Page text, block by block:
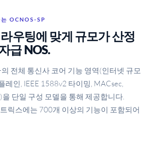
OCNOS-SP
우팅에 맞게 규모가 산정
급 NOS.
전체 통신사 코어 기능 영역(인터넷 규모
레인, IEEE 1588v2 타이밍, MACsec,
단일 구성 모델을 통해 제공합니다.
릭스에는 700개 이상의 기능이 포함되어